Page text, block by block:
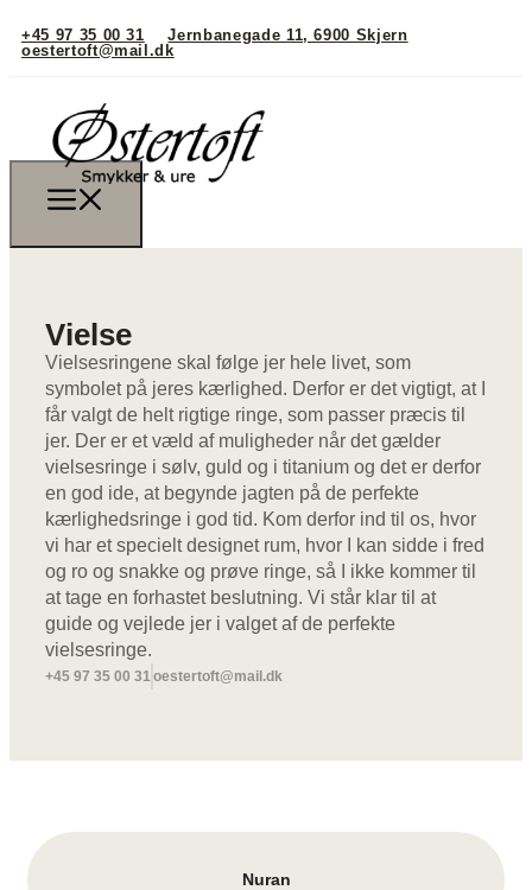
+45 97 35 00 31
Jernbanegade 11, 6900 Skjern
oestertoft@mail.dk
Vielse
Vielsesringene skal følge jer hele livet, som
symbolet på jeres kærlighed. Derfor er det vigtigt, at I
får valgt de helt rigtige ringe, som passer præcis til
jer. Der er et væld af muligheder når det gælder
vielsesringe i sølv, guld og i titanium og det er derfor
en god ide, at begynde jagten på de perfekte
kærlighedsringe i god tid. Kom derfor ind til os, hvor
vi har et specielt designet rum, hvor I kan sidde i fred
og ro og snakke og prøve ringe, så I ikke kommer til
at tage en forhastet beslutning. Vi står klar til at
guide og vejlede jer i valget af de perfekte
vielsesringe.
+45 97 35 00 31oestertoft@mail.dk
Nuran